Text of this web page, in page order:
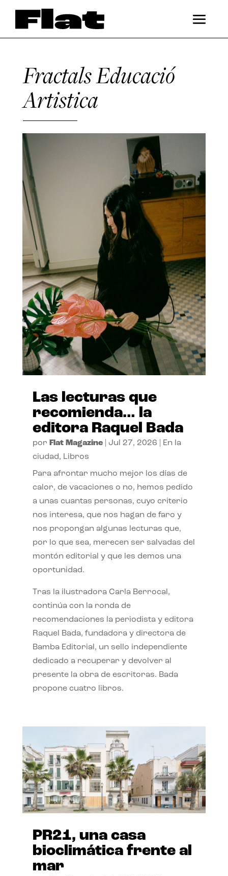
Fractals Educació
Artistica
Las lecturas que
recomienda… la
editora Raquel Bada
por Flat Magazine| Jul 27, 2026
En la
ciudad, Libros
Para afrontar mucho mejor los días de
calor, de vacaciones o no, hemos pedido
a unas cuantas personas, cuyo criterio
nos interesa, que nos hagan de faro y
nos propongan algunas lecturas que,
por lo que sea, merecen ser salvadas del
montón editorial y que les demos una
oportunidad.
Tras la ilustradora Carla Berrocal,
continúa con la ronda de
recomendaciones la periodista y editora
Raquel Bada, fundadora y directora de
Bamba Editorial, un sello independiente
dedicado a recuperar y devolver al
presente la obra de escritoras. Bada
propone cuatro libros.
PR21, una casa
bioclimática frente al
mar